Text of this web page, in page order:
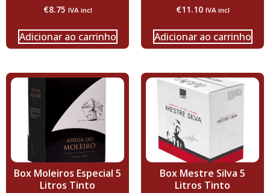
€8.75 IVA incl
Adicionar ao carrinho
€11.10 IVA incl
Adicionar ao carrinho
Box Moleiros Especial 5
Litros Tinto
Box Mestre Silva 5
Litros Tinto